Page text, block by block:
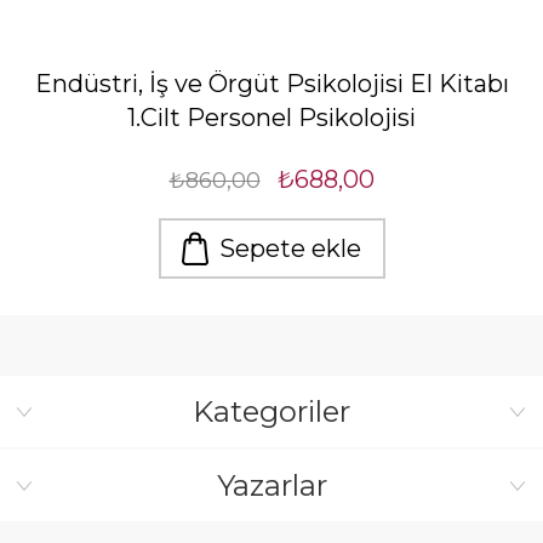
Endüstri, İş ve Örgüt Psikolojisi El Kitabı
1.Cilt Personel Psikolojisi
₺860,00 ₺688,00
Sepete ekle
Kategoriler
Yazarlar